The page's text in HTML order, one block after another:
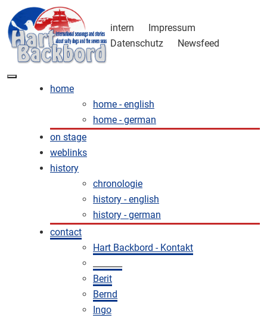
intern
Impressum
Datenschutz
Newsfeed
home
home - english
home - german
on stage
weblinks
history
chronologie
history - english
history - german
contact
Hart Backbord - Kontakt
Berit
Bernd
Ingo